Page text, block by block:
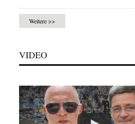
Weitere >>
VIDEO